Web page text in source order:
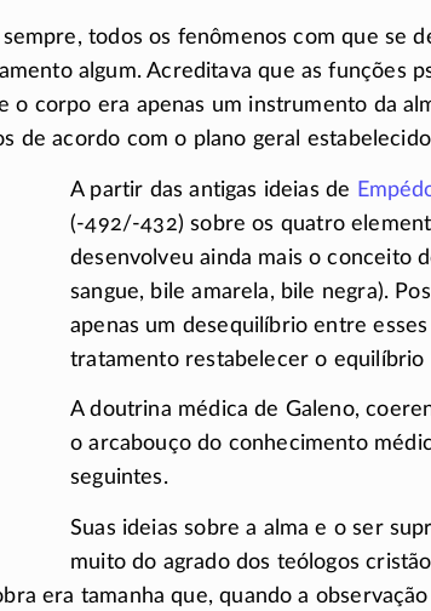
todos os fenômenos com que se
algum. Acreditava que as funções
o corpo era apenas um instrumento da
de acordo com o plano geral
A partir das antigas ideias de
(-492/-432) sobre os quatro
desenvolveu ainda mais o conceito
sangue, bile amarela, bile negra).
apenas um desequilíbrio entre
tratamento restabelecer o equilíbrio
A doutrina médica de Galeno,
o arcabouço do conhecimento
seguintes.
Suas ideias sobre a alma e o ser
muito do agrado dos teólogos
era tamanha que, quando a